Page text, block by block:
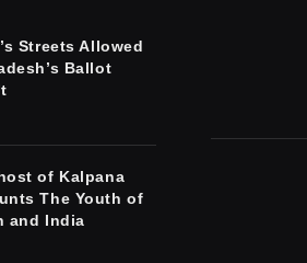
Streets Allowed
Ballot
of Kalpana
The Youth of
and India